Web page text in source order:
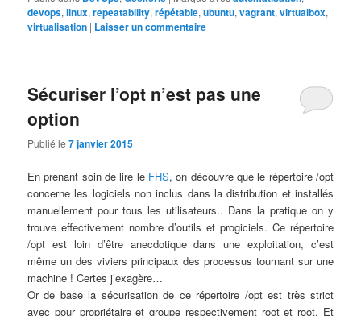
devops,linux,repeatability,répétable,ubuntu,vagrant,virtualbox,
virtualisation | Laisser un commentaire
Sécuriser l’opt n’est pas une
option
Publié le7 janvier 2015
En prenant soin de lire le FHS, on découvre que le répertoire /opt
concerne les logiciels non inclus dans la distribution et installés
manuellement pour tous les utilisateurs.. Dans la pratique on y
trouve effectivement nombre d’outils et progiciels. Ce répertoire
/opt est loin d’être anecdotique dans une exploitation, c’est
même un des viviers principaux des processus tournant sur une
machine ! Certes j’exagère…
Or de base la sécurisation de ce répertoire /opt est très strict
avec pour propriétaire et groupe respectivement root et root. Et